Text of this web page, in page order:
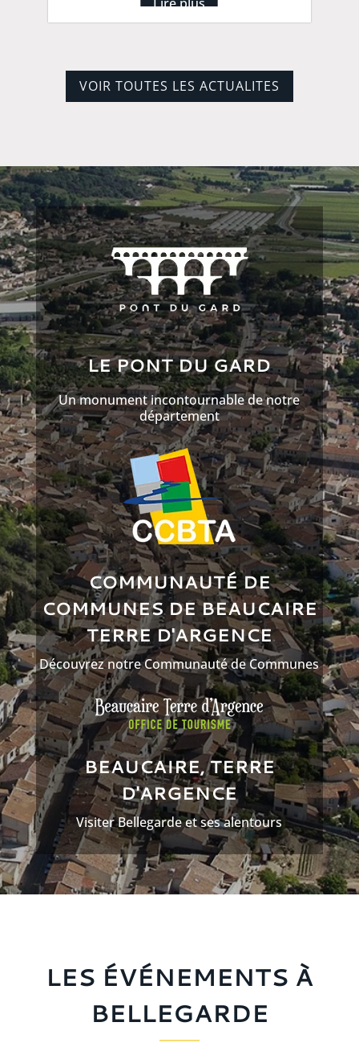
VOIR TOUTES LES ACTUALITES
LE PONT DU GARD
Un monument incontournable de notre
département
COMMUNAUTÉ DE
COMMUNES DE BEAUCAIRE
TERRE D'ARGENCE
Découvrez notre Communauté de Communes
BEAUCAIRE, TERRE
D'ARGENCE
Visiter Bellegarde et ses alentours
LES ÉVÉNEMENTS À
BELLEGARDE